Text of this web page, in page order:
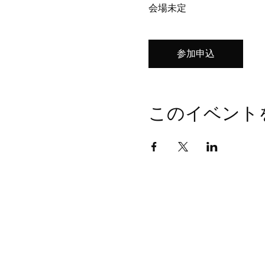
会場未定
参加申込
このイベント